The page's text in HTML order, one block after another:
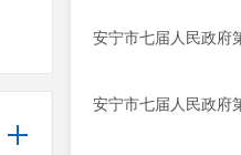
安宁市七届人民政府
安宁市七届人民政府